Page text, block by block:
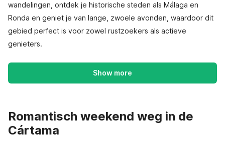
wandelingen, ontdek je historische steden als Málaga en
Ronda en geniet je van lange, zwoele avonden, waardoor dit
gebied perfect is voor zowel rustzoekers als actieve
genieters.
Show more
Romantisch weekend weg in de
Cártama